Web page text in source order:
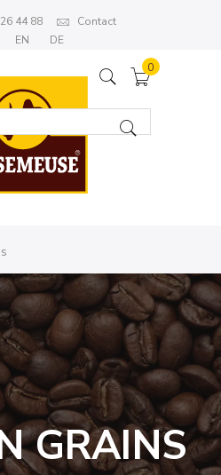
44 88
Contact
EN DE
GRAINS